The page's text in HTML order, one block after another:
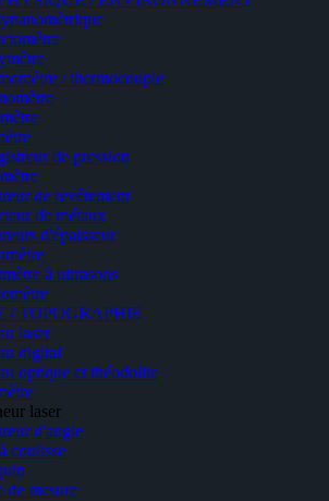
/ thermocouple
de pression
de revêtement
de métaux
d'épaisseur
à ultrasons
/ TOPOGRAPHIE
laser
digital
optique et théodolite
laser
d'angle
coulisse
de mesure